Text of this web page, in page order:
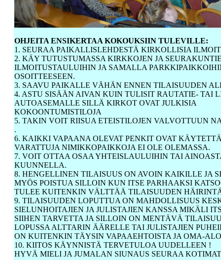
OHJEITA ENSIKERTAA KOKOUKSIIN TULEVILLE:
1. SEURAA PAIKALLISLEHDESTÄ KIRKOLLISIA
2. KÄY TUTUSTUMASSA KIRKKOJEN JA
ILMOITUSTAULUIHIN JA SAMALLA
OSOITTEESEEN.
3. SAAVU PAIKALLE VÄHÄN ENNEN TILAISUUDEN
4. ASTU SISÄÄN AIVAN KUIN TULISIT RAUTATIE- TAI
AUTOASEMALLE SILLÄ KIRKOT OVAT JULKISIA
KOKOONTUMISTILOJA
5. TAKIN VOIT RIISUA ETEISTILOJEN VALVOTTUUN
.
6. KAIKKI VAPAANA OLEVAT PENKIT OVAT
VARATTUJA NIMIKKOPAIKKOJA EI OLE OLEMASSA.
7. VOIT OTTAA OSAA YHTEISLAULUIHIN TAI
KUUNNELLA.
8. HENGELLINEN TILAISUUS ON AVOIN KAIKILLE JA
MYÖS POISTUA SILLOIN KUN ITSE PARHAAKSI
TULEE KUITENKIN VÄLTTÄÄ TILAISUUDEN
9. TILAISUUDEN LOPUTTUA ON MAHDOLLISUUS
SIELUNHOITAJIEN JA JULISTAJIEN KANSSA MIKÄLI
SIIHEN TARVETTA JA SILLOIN ON MENTÄVÄ
LOPUSSA ALTTARIN ÄÄRELLE TAI JULISTAJIEN
ON KUITENKIN TÄYSIN VAPAAEHTOISTA JA OMA-
10. KIITOS KÄYNNISTÄ TERVETULOA UUDELLEEN !
HYVÄ MIELI JA JUMALAN SIUNAUS SEURAA